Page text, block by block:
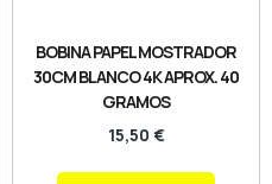
BOBINA PAPEL MOSTRADOR
30CM BLANCO 4K APROX. 40
GRAMOS
15,50 €